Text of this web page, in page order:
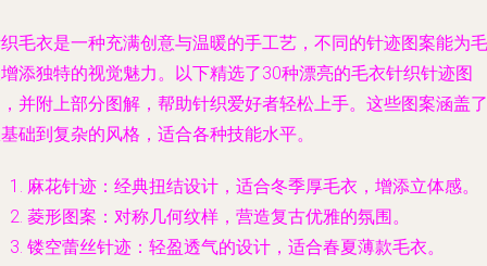
毛衣是一种充满创意与温暖的手工艺，不同的针迹图案能为毛
添独特的视觉魅力。以下精选了30种漂亮的毛衣针织针迹图
并附上部分图解，帮助针织爱好者轻松上手。这些图案涵盖了
础到复杂的风格，适合各种技能水平。
麻花针迹：经典扭结设计，适合冬季厚毛衣，增添立体感。
菱形图案：对称几何纹样，营造复古优雅的氛围。
镂空蕾丝针迹：轻盈透气的设计，适合春夏薄款毛衣。